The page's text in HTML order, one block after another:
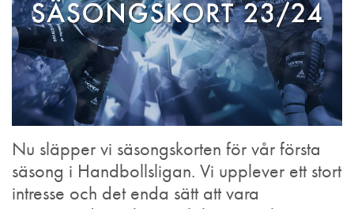
Nu släpper vi säsongskorten för vår första
säsong i Handbollsligan. Vi upplever ett stort
intresse och det enda sätt att vara